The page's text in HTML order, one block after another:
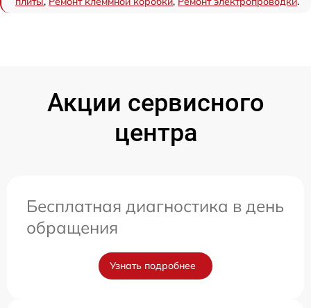
Акции сервисного
центра
Бесплатная диагностика в день
обращения
Узнать подробнее